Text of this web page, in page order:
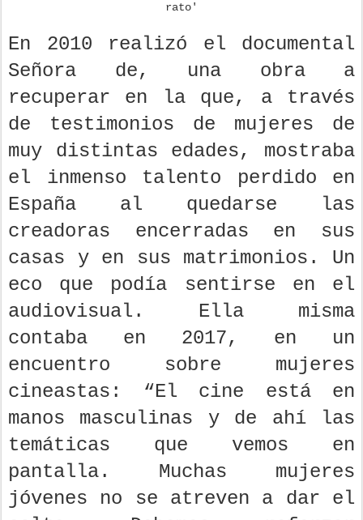
rato'
En 2010 realizó el documental
Señora de, una obra a
recuperar en la que, a través
de testimonios de mujeres de
muy distintas edades, mostraba
el inmenso talento perdido en
España al quedarse las
creadoras encerradas en sus
casas y en sus matrimonios. Un
eco que podía sentirse en el
audiovisual. Ella misma
contaba en 2017, en un
encuentro sobre mujeres
cineastas: “El cine está en
manos masculinas y de ahí las
temáticas que vemos en
pantalla. Muchas mujeres
jóvenes no se atreven a dar el